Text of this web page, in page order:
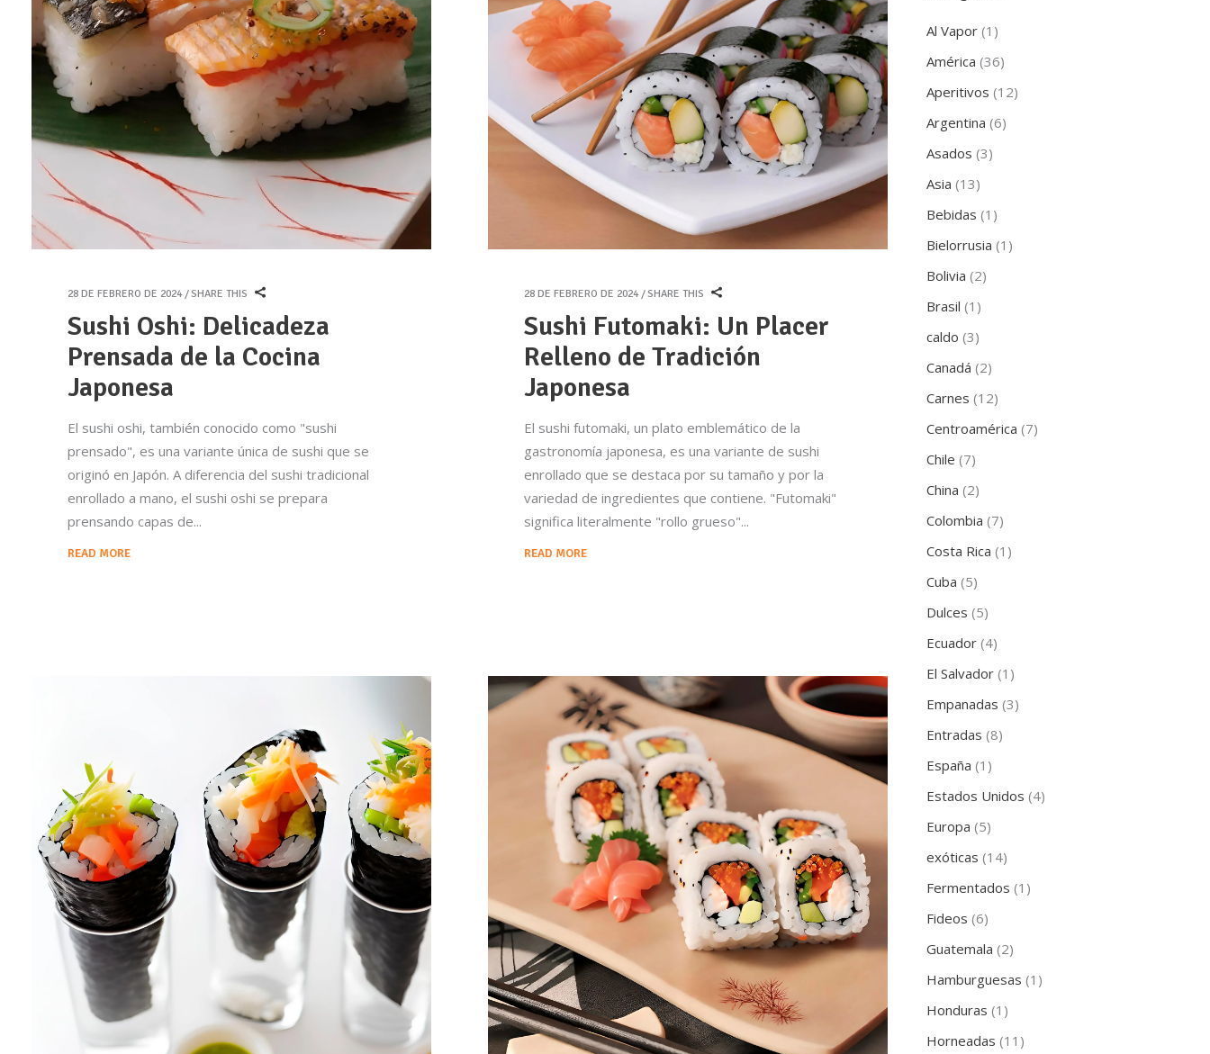
28 DE FEBRERO DE 2024 SHARE THIS
Sushi Oshi: Delicadeza
Prensada de la Cocina
Japonesa
El sushi oshi, también conocido como "sushi
prensado", es una variante única de sushi que se
originó en Japón. A diferencia del sushi tradicional
enrollado a mano, el sushi oshi se prepara
prensando capas de
READ MORE
28 DE FEBRERO DE 2024 SHARE THIS
Sushi Futomaki: Un Placer
Relleno de Tradición
Japonesa
El sushi futomaki, un plato emblemático de la
gastronomía japonesa, es una variante de sushi
enrollado que se destaca por su tamaño y por la
variedad de ingredientes que contiene. "Futomaki"
significa literalmente "rollo grueso"
READ MORE
Al Vapor (1)
América (36)
Aperitivos (12)
Argentina (6)
Asados (3)
Asia (13)
Bebidas (1)
Bielorrusia (1)
Bolivia (2)
Brasil (1)
caldo (3)
Canadá (2)
Carnes (12)
Centroamérica (7)
Chile (7)
China (2)
Colombia (7)
Costa Rica (1)
Cuba (5)
Dulces (5)
Ecuador (4)
El Salvador (1)
Empanadas (3)
Entradas (8)
España (1)
Estados Unidos (4)
Europa (5)
exóticas (14)
Fermentados (1)
Fideos (6)
Guatemala (2)
Hamburguesas (1)
Honduras (1)
Horneadas (11)